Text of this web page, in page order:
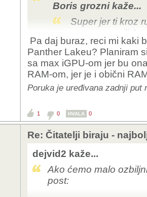
Boris grozni kaže...
Super jer ti kroz
procesorom ili
od najbrzih M
Desetak ARM-ova i
nekako iako je i dalje
neupoteebljiv.
Pa daj buraz, reci mi kaki
Panther Lakeu? Planiram
sa max iGPU-om jer bu
RAM-om, jer je i obični
Poruka je uređivana zadnji put
1 0 HVALA 0
Re: Čitatelji biraju -
dejvid2 kaže...
Ako ćemo malo
post: